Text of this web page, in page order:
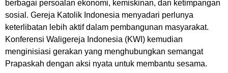
keterlibatan lebih aktif dalam pembangunan masyarakat.
Konferensi Waligereja Indonesia (KWI) kemudian
menginisiasi gerakan yang menghubungkan semangat
Prapaskah dengan aksi nyata untuk membantu sesama.
Perkembangan APP